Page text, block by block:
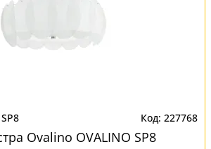
227768
Ovalino OVALINO SP8